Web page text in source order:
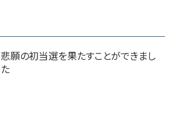
悲願の初当選を果たすことができまし
た